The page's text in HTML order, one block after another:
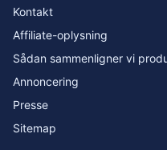
Kontakt
Affiliate-oplysning
Sådan sammenligner vi
Annoncering
Presse
Sitemap